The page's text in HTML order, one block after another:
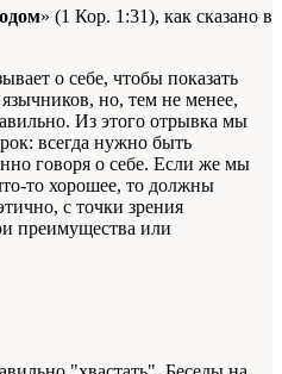
» (1 Кор. 1:31), как сказано в
о себе, чтобы показать
но, тем не менее,
Из этого отрывка мы
всегда нужно быть
говоря о себе. Если же мы
то хорошее, то должны
с точки зрения
преимущества или